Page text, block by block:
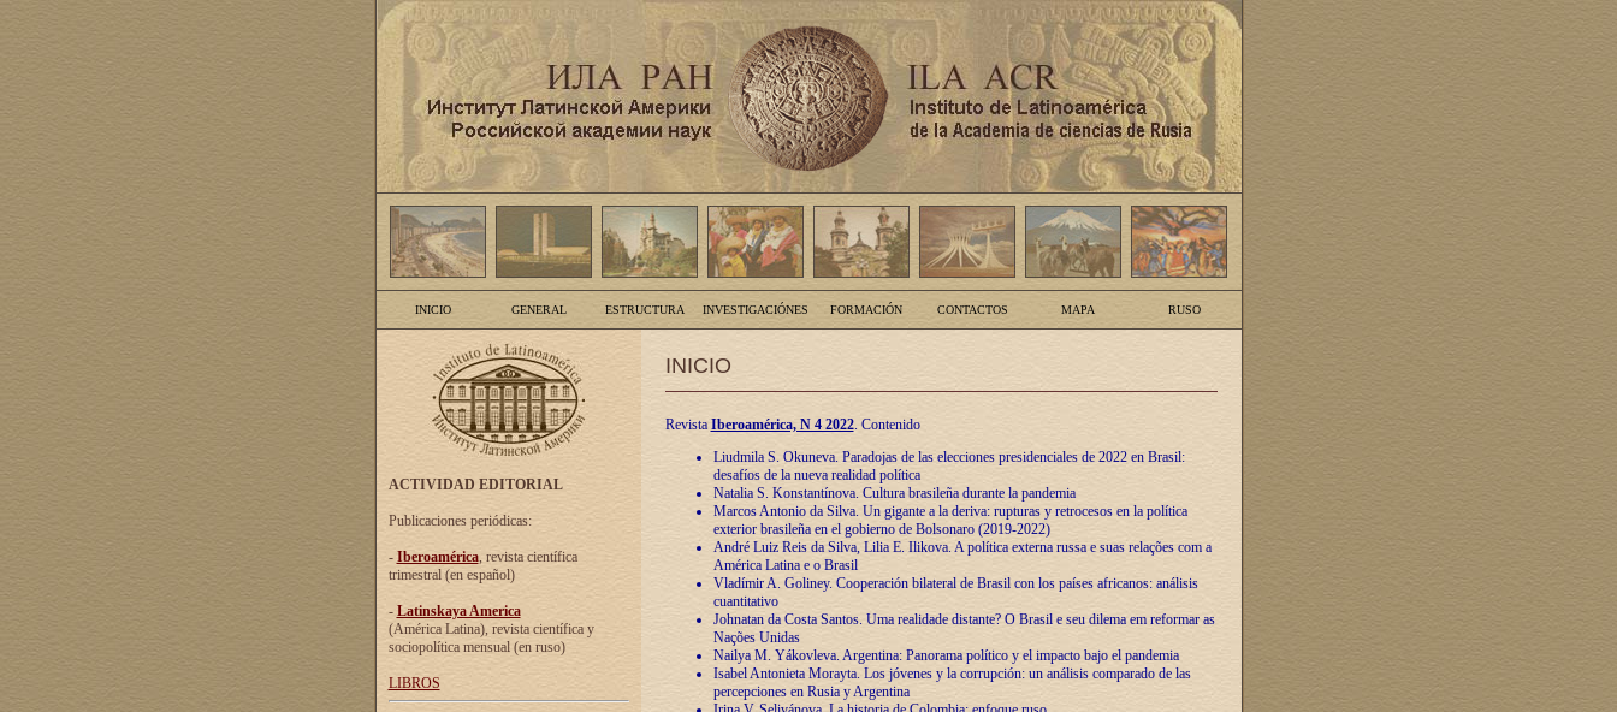
INICIO GENERAL ESTRUCTURA INVESTIGACIÓNES FORMACIÓN CONTACTOS MAPA RUSO
ACTIVIDAD EDITORIAL
Publicaciones periódicas:
- Iberoamérica, revista científica
trimestral (en español)
- Latinskaya America
(América Latina), revista científica y
sociopolítica mensual (en ruso)
LIBROS
INICIO
Revista Iberoamérica, N 4 2022. Contenido
Liudmila S. Okuneva. Paradojas de las elecciones presidenciales de 2022 en Brasil:
desafíos de la nueva realidad política
Natalia S. Konstantínova. Cultura brasileña durante la pandemia
Marcos Antonio da Silva. Un gigante a la deriva: rupturas y retrocesos en la política
exterior brasileña en el gobierno de Bolsonaro (2019-2022)
André Luiz Reis da Silva, Lilia E. Ilikova. A política externa russa e suas relações com a
América Latina e o Brasil
Vladímir A. Goliney. Cooperación bilateral de Brasil con los países africanos: análisis
cuantitativo
Johnatan da Costa Santos. Uma realidade distante? O Brasil e seu dilema em reformar as
Nações Unidas
Nailya M. Yákovleva. Argentina: Panorama político y el impacto bajo el pandemia
Isabel Antonieta Morayta. Los jóvenes y la corrupción: un análisis comparado de las
percepciones en Rusia y Argentina